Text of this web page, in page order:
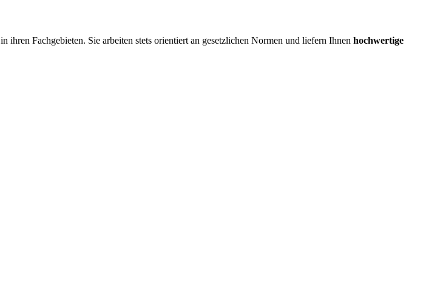
in ihren Fachgebieten. Sie arbeiten stets orientiert an gesetzlichen Normen und liefern Ihnen hochwertige